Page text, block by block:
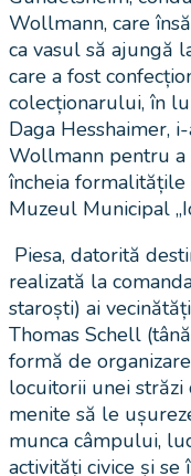
Wollmann, care
ca vasul să ajungă
care a fost
colecționarului, în
Daga Hesshaimer,
Wollmann pentru a
încheia formalitățile
Muzeul Municipal
Piesa, datorită
realizată la
staroști) ai
Thomas Schell
formă de
locuitorii unei
menite să le
munca câmpului,
activități civice și